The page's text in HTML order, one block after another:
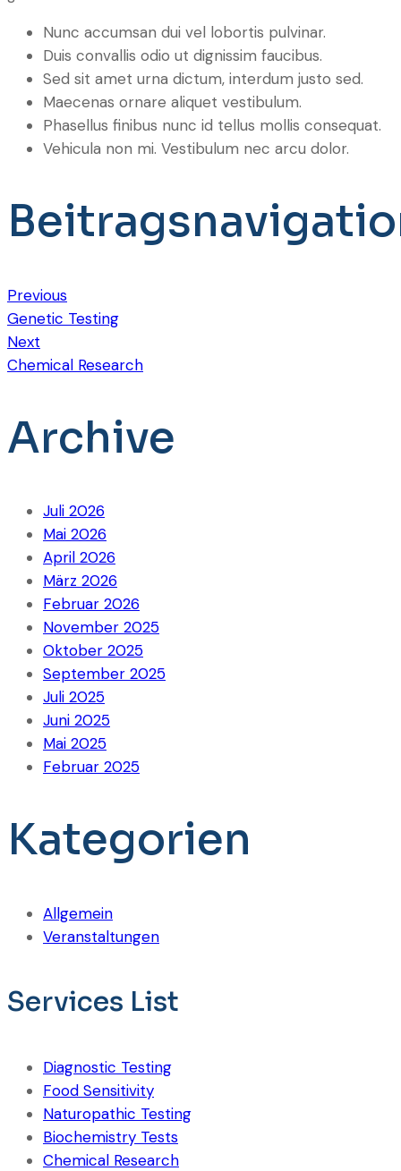
Nunc accumsan dui vel lobortis pulvinar.
Duis convallis odio ut dignissim faucibus.
Sed sit amet urna dictum, interdum justo sed.
Maecenas ornare aliquet vestibulum.
Phasellus finibus nunc id tellus mollis consequat.
Vehicula non mi. Vestibulum nec arcu dolor.
Previous
Genetic Testing
Next
Chemical Research
Archive
Juli 2026
Mai 2026
April 2026
März 2026
Februar 2026
November 2025
Oktober 2025
September 2025
Juli 2025
Juni 2025
Mai 2025
Februar 2025
Kategorien
Allgemein
Veranstaltungen
Services List
Diagnostic Testing
Food Sensitivity
Naturopathic Testing
Biochemistry Tests
Chemical Research